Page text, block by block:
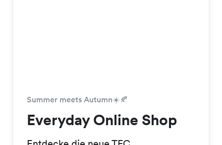
Summer meets Autumn☀️🍂
Everyday Online Shop